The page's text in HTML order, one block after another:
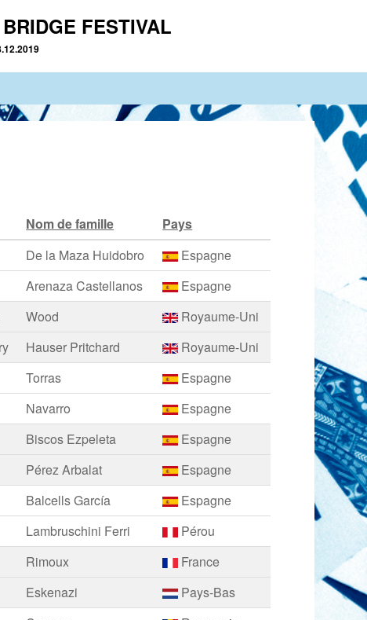
FESTIVAL
Nom de famille
Pays
De la Maza Huidobro
Espagne
Arenaza Castellanos
Espagne
Wood
Royaume-Uni
Hauser Pritchard
Royaume-Uni
Torras
Espagne
Navarro
Espagne
Biscos Ezpeleta
Espagne
Pérez Arbalat
Espagne
Balcells García
Espagne
Lambruschini Ferri
Pérou
Rimoux
France
Eskenazi
Pays-Bas